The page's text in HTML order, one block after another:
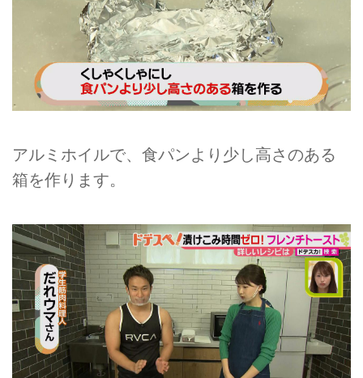
アルミホイルで、食パンより少し高さのある
箱を作ります。